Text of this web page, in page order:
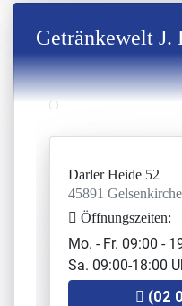
#bonifaciusstr
Bonifaciusstr. 110
Mo. - Fr. 08:00 – 18:00 Uhr
Sa. 08:00 - 16:00 Uhr (So.
#teelbruch
Getränkewelt J.
Darler Heide 52
45891
Öffnungszeiten:
Mo. - Fr. 09:00 -
Sa. 09:00-18:00
(02